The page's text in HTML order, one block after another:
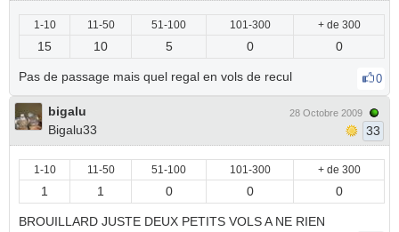
1-10 11-50 51-100 101-300 + de 300
15 10 5 0 0
Pas de passage mais quel regal en vols de recul 0
bigalu
Bigalu33
28 Octobre 2009
33
1-10 11-50 51-100 101-300 + de 300
1 1 0 0 0
BROUILLARD JUSTE DEUX PETITS VOLS A NE RIEN